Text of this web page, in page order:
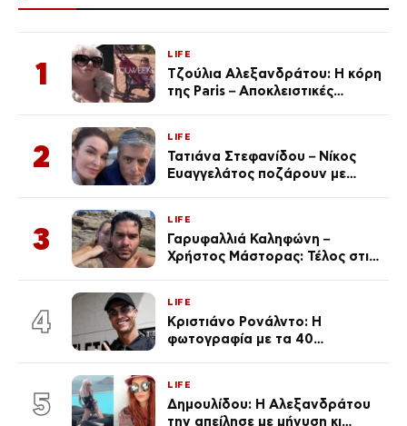
1
LIFE
Τζούλια Αλεξανδράτου: Η κόρη
της Paris – Αποκλειστικές
2
LIFE
Τατιάνα Στεφανίδου – Νίκος
Ευαγγελάτος ποζάρουν με
3
LIFE
Γαρυφαλλιά Καληφώνη –
Χρήστος Μάστορας: Τέλος στις
4
LIFE
Κριστιάνο Ρονάλντο: Η
φωτογραφία με τα 40
εκ. likes
5
LIFE
Δημουλίδου: Η Αλεξανδράτου
την απείλησε με μήνυση κι